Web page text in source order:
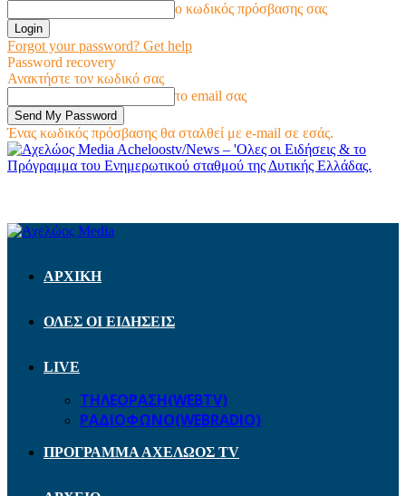
ο κωδικός πρόσβασης σας
Forgot your password? Get help
Password recovery
Ανακτήστε τον κωδικό σας
το email σας
Ένας κωδικός πρόσβασης θα σταλθεί με e-mail σε εσάς.
Acheloostv/News – 'Ολες οι Ειδήσεις & το
Πρόγραμμα του Ενημερωτικού σταθμού της Δυτικής Ελλάδας.
ΑΡΧΙΚΗ
ΟΛΕΣ ΟΙ ΕΙΔΗΣΕΙΣ
LIVE
ΤΗΛΕΟΡΑΣΗ(WEBTV)
ΡΑΔΙΟΦΩΝΟ(WEBRADIO)
ΠΡΟΓΡΑΜΜΑ ΑΧΕΛΩΟΣ TV